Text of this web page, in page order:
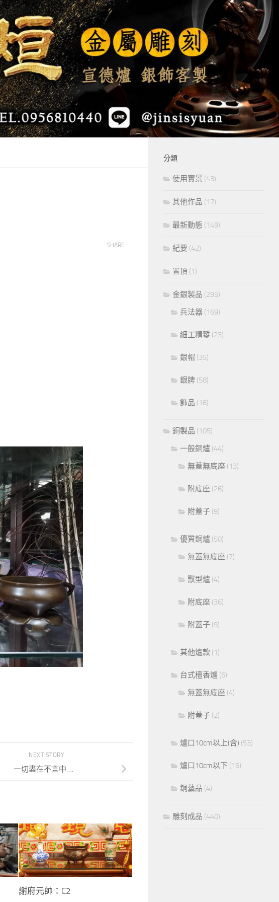
SHARE
NEXT STORY
一切盡在不言中….
謝府元帥：C2
分類
使用實景 (43)
其他作品 (17)
最新動態 (149)
紀要 (42)
置頂 (1)
金銀製品 (295)
兵法器 (169)
細工精鏨 (23)
銀帽 (35)
銀牌 (58)
飾品 (16)
銅製品 (105)
一般銅爐 (44)
無蓋無底座 (13)
附底座 (26)
附蓋子 (9)
優質銅爐 (50)
無蓋無底座 (7)
獸型爐 (4)
附底座 (36)
附蓋子 (9)
其他爐款 (1)
台式檀香爐 (6)
無蓋無底座 (4)
附蓋子 (2)
爐口10cm以上(含) (53)
爐口10cm以下 (16)
銅藝品 (4)
雕刻成品 (440)